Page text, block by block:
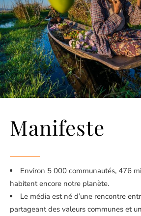
Manifeste
Environ 5 000 communautés, 476
habitent encore notre planète.
Le média est né d’une rencontre
partageant des valeurs communes et